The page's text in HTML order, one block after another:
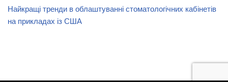
Найкращі тренди в облаштуванні стоматологічних кабінетів
на прикладах із США